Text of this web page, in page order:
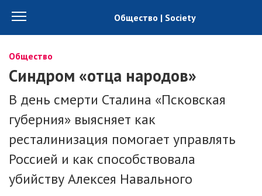
Общество | Society
Общество
Синдром «отца народов»
В день смерти Сталина «Псковская
губерния» выясняет как
ресталинизация помогает управлять
Россией и как способствовала
убийству Алексея Навального